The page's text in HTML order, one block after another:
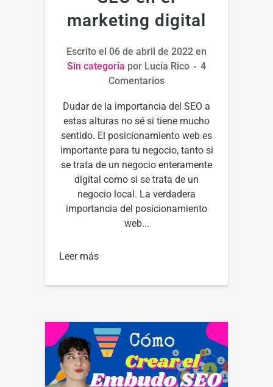
marketing digital
Escrito el 06 de abril de 2022 en
Sin categoría por Lucía Rico
4
Comentarios
Dudar de la importancia del SEO a
estas alturas no sé si tiene mucho
sentido. El posicionamiento web es
importante para tu negocio, tanto si
se trata de un negocio enteramente
digital como si se trata de un
negocio local. La verdadera
importancia del posicionamiento
web...
Leer más